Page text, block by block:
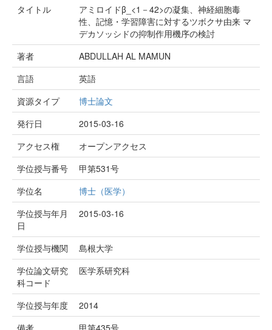
タイトル
アミロイドβ_<1－42>の凝集、神経細胞毒
性、記憶・学習障害に対するツボクサ由来 マ
デカソッシドの抑制作用機序の検討
著者
ABDULLAH AL MAMUN
言語
英語
資源タイプ
博士論文
発行日
2015-03-16
アクセス権
オープンアクセス
学位授与番号
甲第531号
学位名
博士（医学）
学位授与年月
日
2015-03-16
学位授与機関
島根大学
学位論文研究
科コード
医学系研究科
学位授与年度
2014